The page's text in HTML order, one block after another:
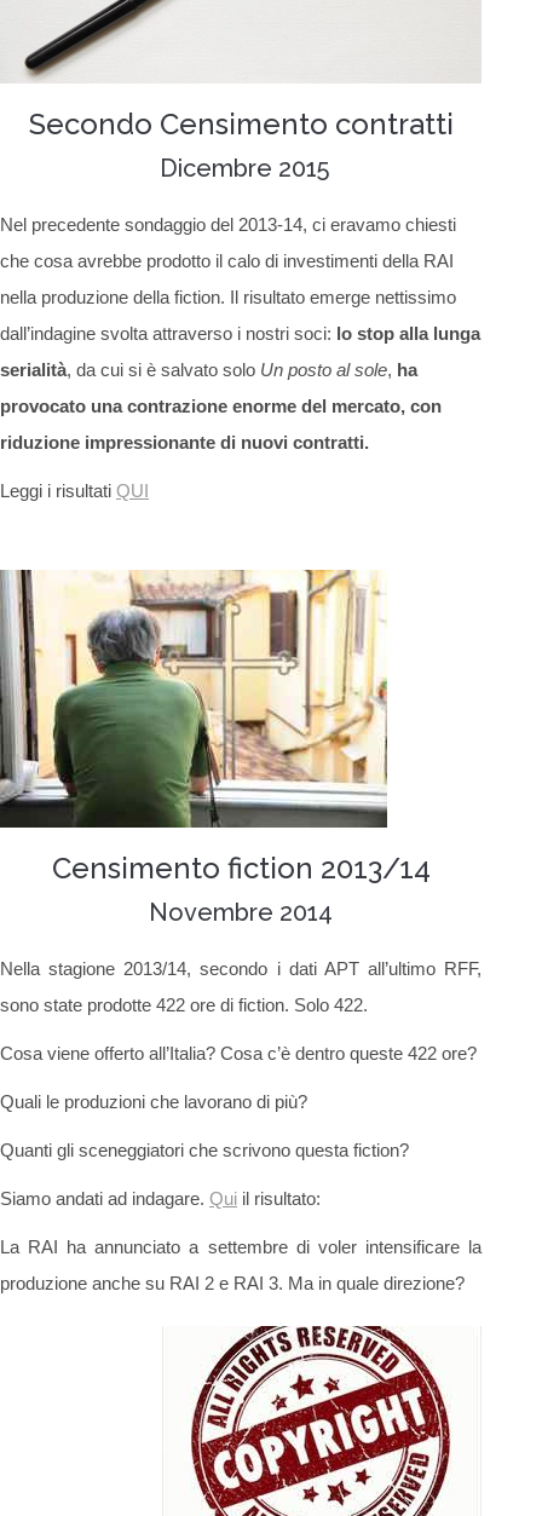
Secondo Censimento contratti
Dicembre 2015
Nel precedente sondaggio del 2013-14, ci eravamo chiesti
che cosa avrebbe prodotto il calo di investimenti della RAI
nella produzione della fiction. Il risultato emerge nettissimo
dall’indagine svolta attraverso i nostri soci: lo stop alla lunga
serialità, da cui si è salvato solo Un posto al sole, ha
provocato una contrazione enorme del mercato, con
riduzione impressionante di nuovi contratti.
Leggi i risultati QUI
Censimento fiction 2013/14
Novembre 2014
Nella stagione 2013/14, secondo i dati APT all’ultimo RFF,
sono state prodotte 422 ore di fiction. Solo 422.
Cosa viene offerto all’Italia? Cosa c’è dentro queste 422 ore?
Quali le produzioni che lavorano di più?
Quanti gli sceneggiatori che scrivono questa fiction?
Siamo andati ad indagare. Qui il risultato:
La RAI ha annunciato a settembre di voler intensificare la
produzione anche su RAI 2 e RAI 3. Ma in quale direzione?